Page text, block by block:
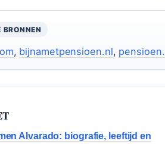
, bijnametpensioen.nl,
Alvarado: biografie, leeftijd en